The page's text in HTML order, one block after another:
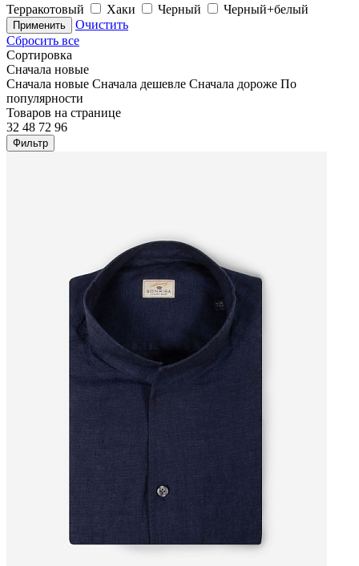
Терракотовый
Хаки Черный Черный+белый
Применить
Очистить
Сбросить все
Сортировка
Сначала новые
Сначала новые Сначала дешевле Сначала дороже По
популярности
Товаров на странице
32 48 72 96
Фильтр